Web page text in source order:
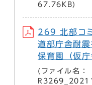
67.76KB)
269 北部コ
道部庁舎耐震
保育園（仮
(ファイル名：